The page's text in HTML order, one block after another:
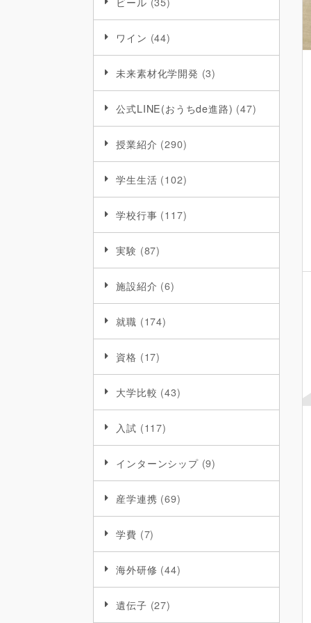
ワイン (44)
未来素材化学開発 (3)
公式LINE(おうちde進路) (47)
授業紹介 (290)
学生生活 (102)
学校行事 (117)
実験 (87)
施設紹介 (6)
就職 (174)
資格 (17)
大学比較 (43)
入試 (117)
インターンシップ(9)
産学連携 (69)
学費 (7)
海外研修 (44)
遺伝子 (27)